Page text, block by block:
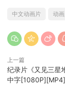
中文动画片 动
上一篇
纪录片《又见三星
中字[1080P][MP4]